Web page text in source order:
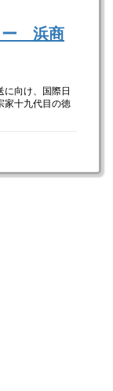
ー 浜商
に向け、国際日
家十九代目の徳